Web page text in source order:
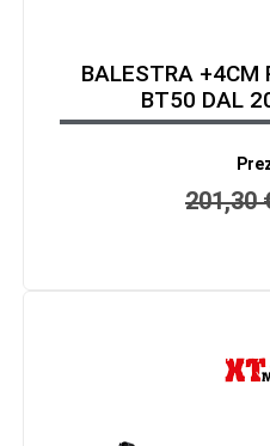
BALESTRA +4CM
BT50 DAL
201,30